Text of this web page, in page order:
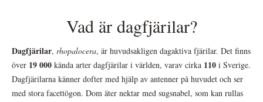
Vad är dagfjärilar?
Dagfjärilar, rhopalocera, är huvudsakligen dagaktiva fjärilar. Det finns
över 19 000 kända arter dagfjärilar i världen, varav cirka 110 i Sverige.
Dagfjärilarna känner dofter med hjälp av antenner på huvudet och ser
med stora facettögon. Dom äter nektar med sugsnabel, som kan rullas